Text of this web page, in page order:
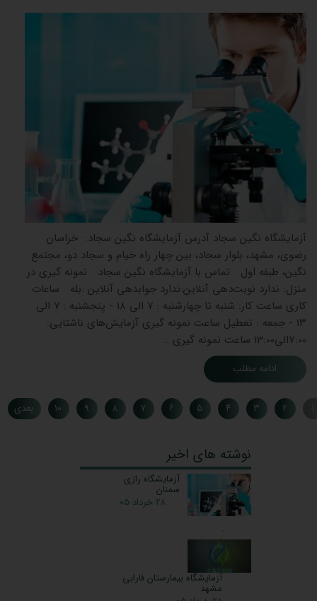
آزمايشگاه نگین سجاد آدرس آزمايشگاه نگین سجاد: خراسان
رضوی، مشهد، بلوار سجاد، بین چهار راه خیام و سجاد دو، مجتمع
نگین، طبقه اول تماس با آزمايشگاه نگین سجاد نمونه گیری در
منزل: ندارد نوبت‌دهی آنلاین:ندارد جوابدهی آنلاین :بله ساعات
کاری ساعت کار: شنبه تا چهارشنبه : ۷ الی ۱۸ - پنجشنبه : ۷ الی
۱۳ - جمعه : تعطیل ساعت نمونه گیری آزمایش‌های ناشتایی:
7:00الی13:00 ساعت نمونه گیری …
ادامه مطلب
۲ ۳ ۴ ۵ ۶ ۷ ۸ ۹ ۱۰ بعدی
نوشته های اخیر
آزمایشگاه رازی
سمنان
۲۸ خرداد ۰۵
آزمایشگاه بیمارستان فارابی
مشهد